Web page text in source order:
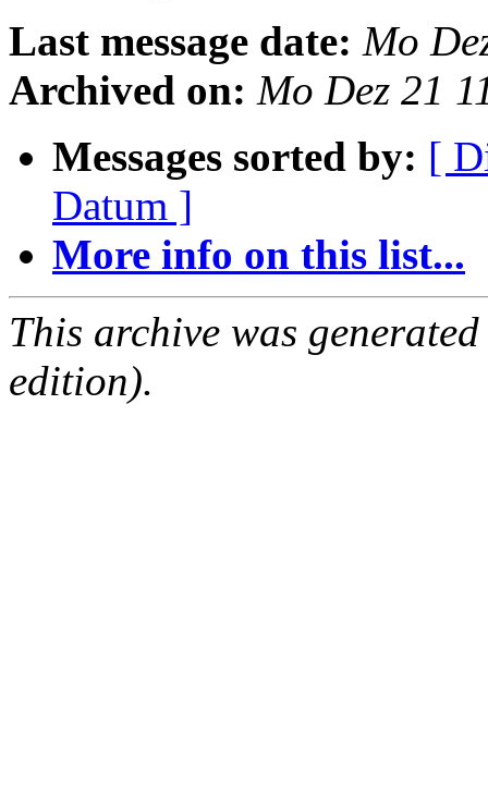
Last message date: Mo
Archived on: Mo Dez 21
Messages sorted by: [
Datum ]
More info on this list...
This archive was
edition).